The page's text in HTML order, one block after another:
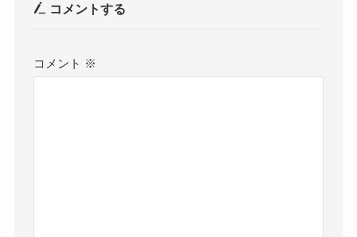
コメントする
コメント ※